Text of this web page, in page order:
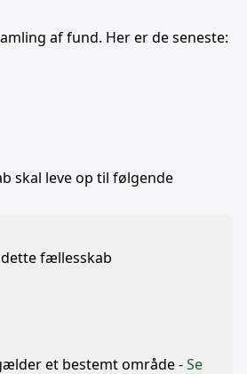
af fund. Her er de seneste:
skal leve op til følgende
fællesskab
et bestemt område -Se